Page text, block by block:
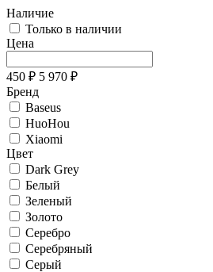
Наличие
Только в наличии
Цена
450 ₽ 5 970 ₽
Бренд
Baseus
HuoHou
Xiaomi
Цвет
Dark Grey
Белый
Зеленый
Золото
Серебро
Серебряный
Серый